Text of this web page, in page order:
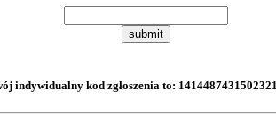
submit
indywidualny kod zgłoszenia to: